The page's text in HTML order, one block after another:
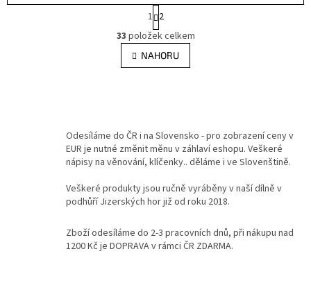
O
v
l
á
p
r
v
y
v
p
i
s
S
t
r
á
n
k
1 2
33 položek celkem
NAHORU
Odesíláme do ČR i na Slovensko - pro zobrazení ceny v
EUR je nutné změnit měnu v záhlaví eshopu. Veškeré
nápisy na věnování, klíčenky.. děláme i ve Slovenštině.
Veškeré produkty jsou ručně vyráběny v naší dílně v
podhůří Jizerských hor již od roku 2018.
Zboží odesíláme do 2-3 pracovních dnů, při nákupu nad
1200 Kč je DOPRAVA v rámci ČR ZDARMA.